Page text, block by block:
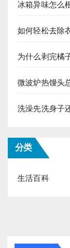
冰箱异味怎么
如何轻松去除
为什么剥完橘
微波炉热馒头
洗澡先洗身子
分类
生活百科